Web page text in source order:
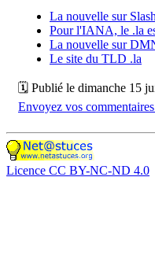
La nouvelle sur
Pour l'IANA, le .la
La nouvelle sur
Le site du TLD .la
🗓 Publié le dimanche 15
Envoyez vos
Licence CC BY-NC-ND 4.0